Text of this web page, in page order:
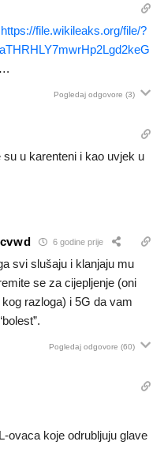
https://file.wikileaks.org/file/?
Pogledaj odgovore (3)
u karenteni i kao uvjek u
6 godine prije
svi slušaju i klanjaju mu
se za cijepljenje (oni
razloga) i 5G da vam
Pogledaj odgovore (60)
ovaca koje odrubljuju glave